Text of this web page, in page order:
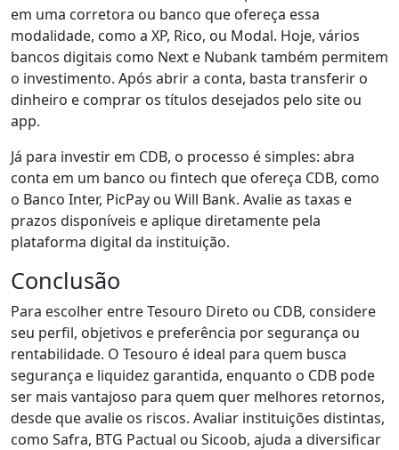
em uma corretora ou banco que ofereça essa
modalidade, como a XP, Rico, ou Modal. Hoje, vários
bancos digitais como Next e Nubank também permitem
o investimento. Após abrir a conta, basta transferir o
dinheiro e comprar os títulos desejados pelo site ou
app.
Já para investir em CDB, o processo é simples: abra
conta em um banco ou fintech que ofereça CDB, como
o Banco Inter, PicPay ou Will Bank. Avalie as taxas e
prazos disponíveis e aplique diretamente pela
plataforma digital da instituição.
Conclusão
Para escolher entre Tesouro Direto ou CDB, considere
seu perfil, objetivos e preferência por segurança ou
rentabilidade. O Tesouro é ideal para quem busca
segurança e liquidez garantida, enquanto o CDB pode
ser mais vantajoso para quem quer melhores retornos,
desde que avalie os riscos. Avaliar instituições distintas,
como Safra, BTG Pactual ou Sicoob, ajuda a diversificar